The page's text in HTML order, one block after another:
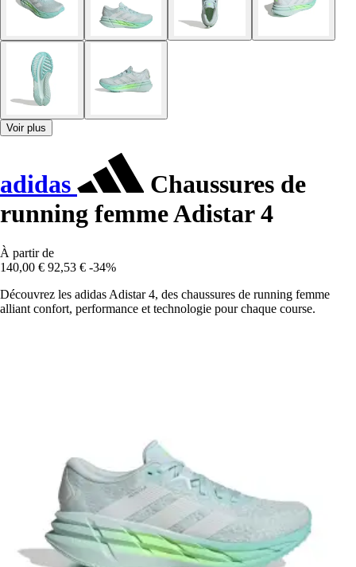
Voir plus
adidas
Chaussures de
running femme Adistar 4
À partir de
140,00 € 92,53 € -34%
Découvrez les adidas Adistar 4, des chaussures de running femme
alliant confort, performance et technologie pour chaque course.